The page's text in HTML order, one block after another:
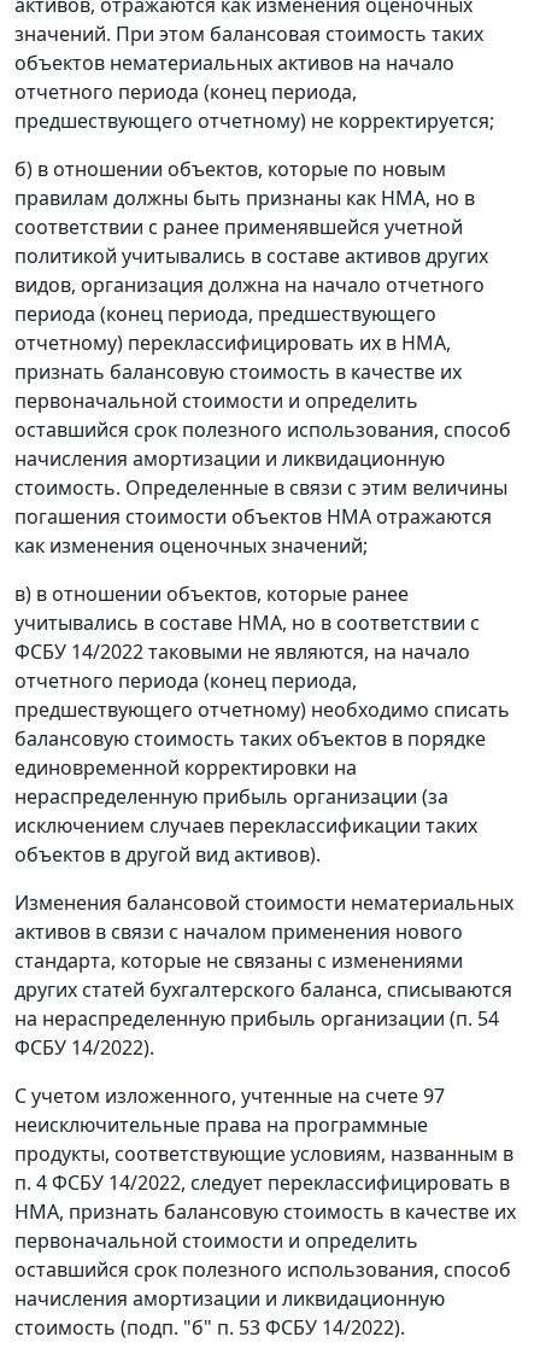
значений. При этом балансовая стоимость таких
объектов нематериальных активов на начало
отчетного периода (конец периода,
предшествующего отчетному) не корректируется;
б) в отношении объектов, которые по новым
правилам должны быть признаны как НМА, но в
соответствии с ранее применявшейся учетной
политикой учитывались в составе активов других
видов, организация должна на начало отчетного
периода (конец периода, предшествующего
отчетному) переклассифицировать их в НМА,
признать балансовую стоимость в качестве их
первоначальной стоимости и определить
оставшийся срок полезного использования, способ
начисления амортизации и ликвидационную
стоимость. Определенные в связи с этим величины
погашения стоимости объектов НМА отражаются
как изменения оценочных значений;
в) в отношении объектов, которые ранее
учитывались в составе НМА, но в соответствии с
ФСБУ 14/2022 таковыми не являются, на начало
отчетного периода (конец периода,
предшествующего отчетному) необходимо списать
балансовую стоимость таких объектов в порядке
единовременной корректировки на
нераспределенную прибыль организации (за
исключением случаев переклассификации таких
объектов в другой вид активов).
Изменения балансовой стоимости нематериальных
активов в связи с началом применения нового
стандарта, которые не связаны с изменениями
других статей бухгалтерского баланса, списываются
на нераспределенную прибыль организации (п. 54
ФСБУ 14/2022).
С учетом изложенного, учтенные на счете 97
неисключительные права на программные
продукты, соответствующие условиям, названным в
п. 4 ФСБУ 14/2022, следует переклассифицировать в
НМА, признать балансовую стоимость в качестве их
первоначальной стоимости и определить
оставшийся срок полезного использования, способ
начисления амортизации и ликвидационную
стоимость (подп. "б" п. 53 ФСБУ 14/2022).